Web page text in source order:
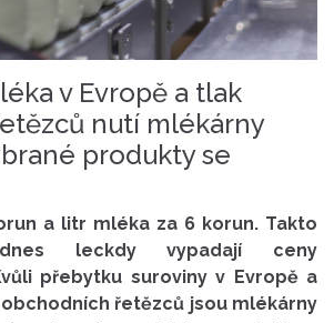
v Evropě a tlak
nutí mlékárny
produkty se
a litr mléka za 6 korun. Takto
dnes leckdy vypadají ceny
přebytku suroviny v Evropě a
řetězců jsou mlékárny